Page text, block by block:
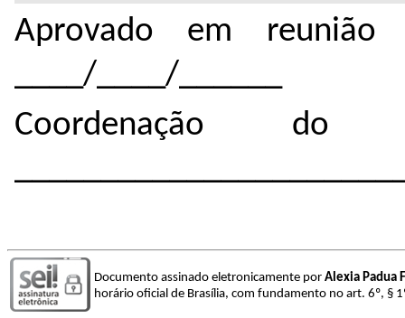
Aprovado em reunião
____/____/______
Coordenação do
Documento assinado eletronicamente por Alexia Padua
horário oficial de Brasília, com fundamento no art. 6º, §